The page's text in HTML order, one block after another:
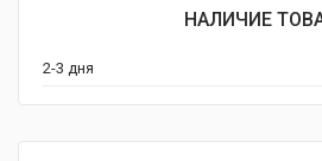
НАЛИЧИЕ
2-3 дня